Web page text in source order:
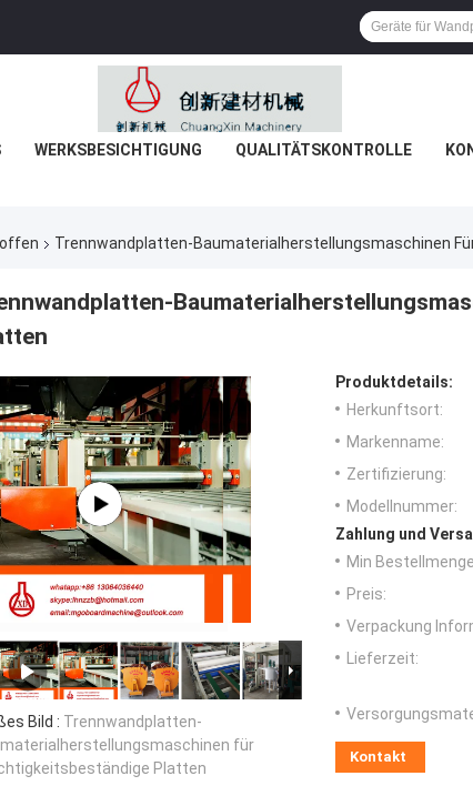
WERKSBESICHTIGUNG QUALITÄTSKONTROLLE
Trennwandplatten-Baumaterialherstellungsmaschinen
Bild : Trennwandplatten-
für
Platten
Produktdetails:
Herkunftsort:
Markenname:
Zertifizierung:
Modellnummer:
Zahlung und
Min
Preis:
Verpackung
Lieferzeit:
Kontakt